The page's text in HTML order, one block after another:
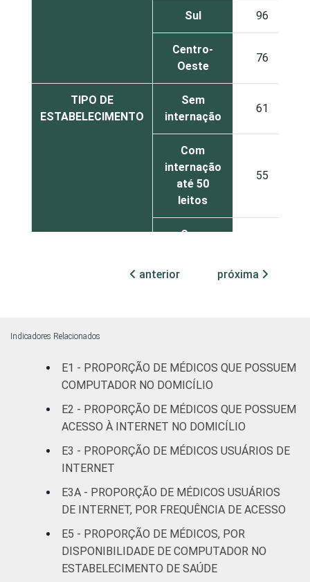
Sul 96
Centro-
Oeste
76
TIPO DE
ESTABELECIMENTO
Sem
internação
61
Com
internação
até 50
leitos
55
Com
mais de 50
FAIXA ETÁRIA Até 35 anos 81
36 a 50
anos
90
51 anos ou
LOCALIZAÇÃO Capital 94
Interior
Base: 961.299 médicos com acesso a
anterior próxima
Indicadores Relacionados
E1 - PROPORÇÃO DE MÉDICOS QUE POSSUEM
COMPUTADOR NO DOMICÍLIO
E2 - PROPORÇÃO DE MÉDICOS QUE POSSUEM
ACESSO À INTERNET NO DOMICÍLIO
E3 - PROPORÇÃO DE MÉDICOS USUÁRIOS DE
INTERNET
E3A - PROPORÇÃO DE MÉDICOS USUÁRIOS
DE INTERNET, POR FREQUÊNCIA DE ACESSO
E5 - PROPORÇÃO DE MÉDICOS, POR
DISPONIBILIDADE DE COMPUTADOR NO
ESTABELECIMENTO DE SAÚDE